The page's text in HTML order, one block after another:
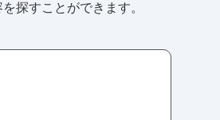
探すことができます。